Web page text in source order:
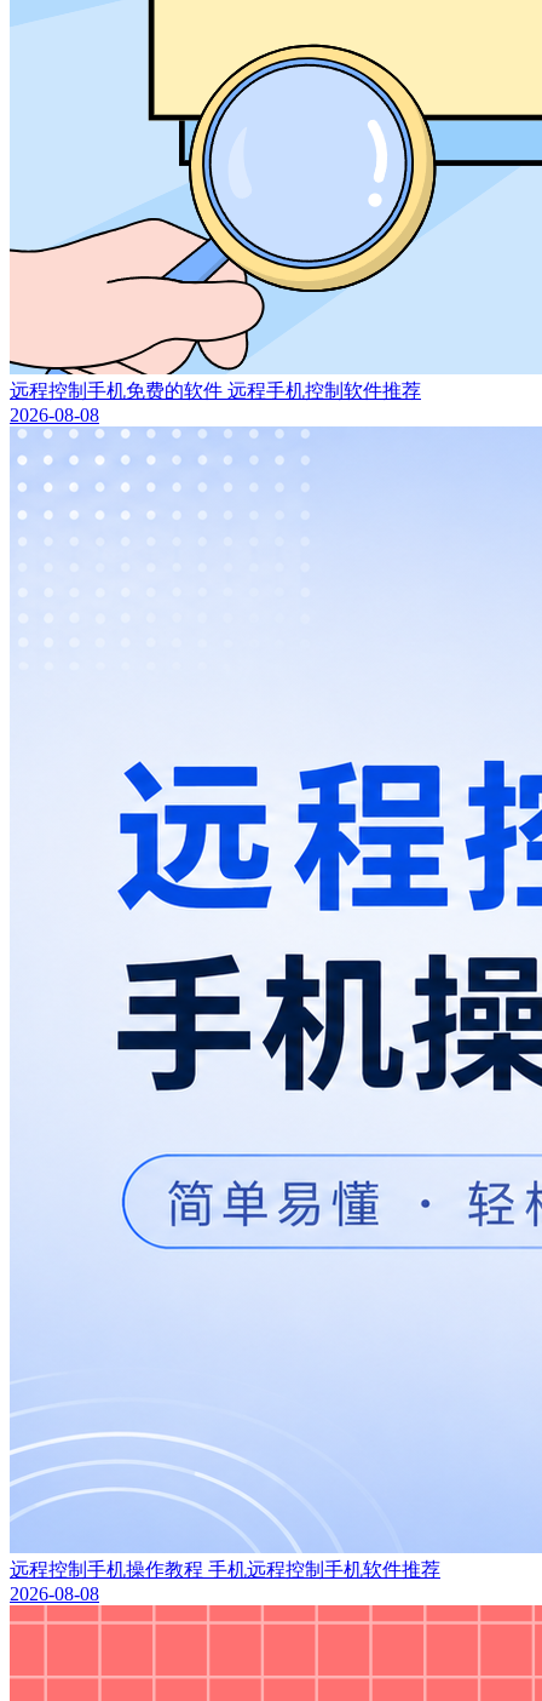
远程控制手机免费的软件 远程手机控制软件推荐
2026-08-08
远程控制手机操作教程 手机远程控制手机软件推荐
2026-08-08